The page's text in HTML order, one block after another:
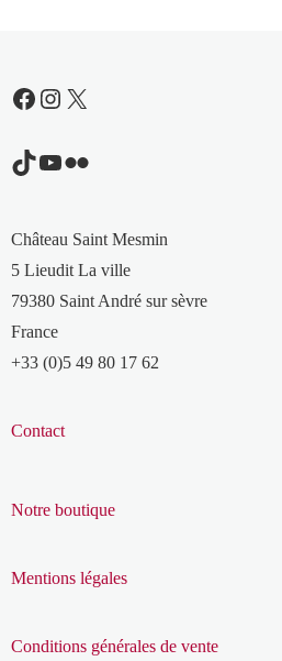
Facebook
Instagram
X
TikTok
YouTube
Flickr
Château Saint Mesmin
5 Lieudit La ville
79380 Saint André sur sèvre
France
+33 (0)5 49 80 17 62
Contact
Notre boutique
Mentions légales
Conditions générales de vente